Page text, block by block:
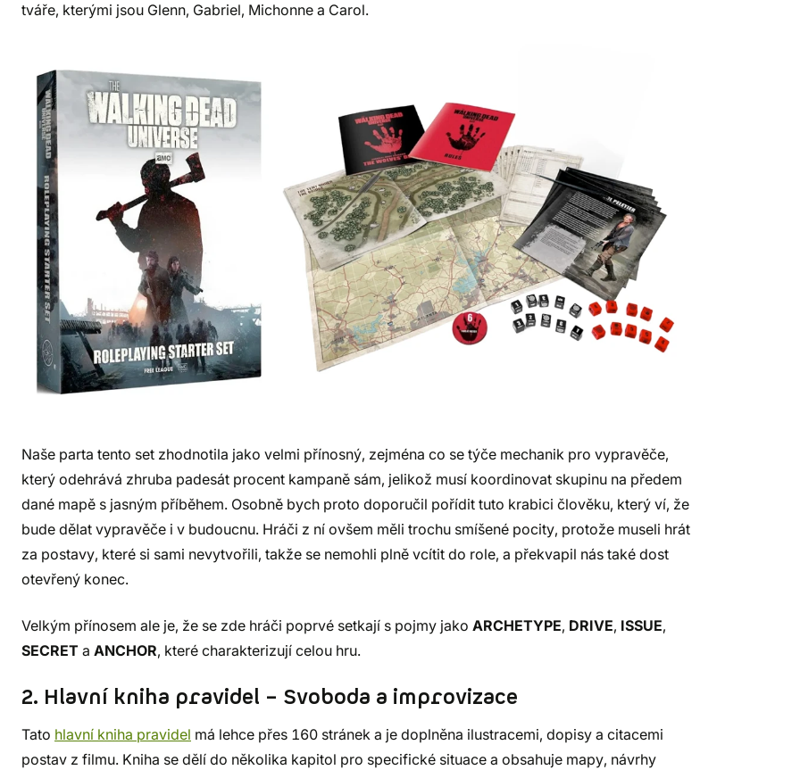
tváře, kterými jsou Glenn, Gabriel, Michonne a Carol.
Naše parta tento set zhodnotila jako velmi přínosný, zejména co se týče mechanik pro vypravěče,
který odehrává zhruba padesát procent kampaně sám, jelikož musí koordinovat skupinu na předem
dané mapě s jasným příběhem. Osobně bych proto doporučil pořídit tuto krabici člověku, který ví, že
bude dělat vypravěče i v budoucnu. Hráči z ní ovšem měli trochu smíšené pocity, protože museli hrát
za postavy, které si sami nevytvořili, takže se nemohli plně vcítit do role, a překvapil nás také dost
otevřený konec.
Velkým přínosem ale je, že se zde hráči poprvé setkají s pojmy jako ARCHETYPE, DRIVE, ISSUE,
SECRET a ANCHOR, které charakterizují celou hru.
2. Hlavní kniha pravidel – Svoboda a improvizace
Tato hlavní kniha pravidel má lehce přes 160 stránek a je doplněna ilustracemi, dopisy a citacemi
postav z filmu. Kniha se dělí do několika kapitol pro specifické situace a obsahuje mapy, návrhy